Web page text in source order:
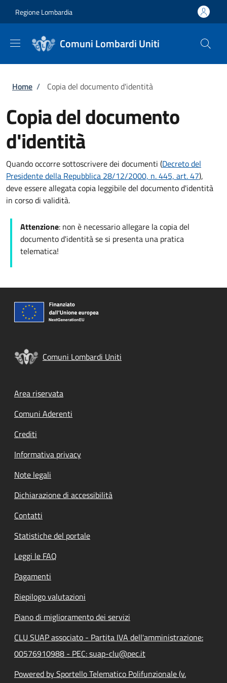
Regione Lombardia
Comuni Lombardi Uniti
Briciole di pane
Home / Copia del documento d'identità
Copia del documento
d'identità
Quando occorre sottoscrivere dei documenti (Decreto del
Presidente della Repubblica 28/12/2000, n. 445, art. 47),
deve essere allegata copia leggibile del documento d'identità
in corso di validità.
Attenzione: non è necessario allegare la copia del
documento d'identità se si presenta una pratica
telematica!
Comuni Lombardi Uniti
Footer menu
Area riservata
Comuni Aderenti
Crediti
Informativa privacy
Note legali
Dichiarazione di accessibilità
Contatti
Statistiche del portale
Leggi le FAQ
Pagamenti
Riepilogo valutazioni
Piano di miglioramento dei servizi
CLU SUAP associato - Partita IVA dell'amministrazione:
00576910988 - PEC: suap-clu@pec.it
Powered by Sportello Telematico Polifunzionale (v.